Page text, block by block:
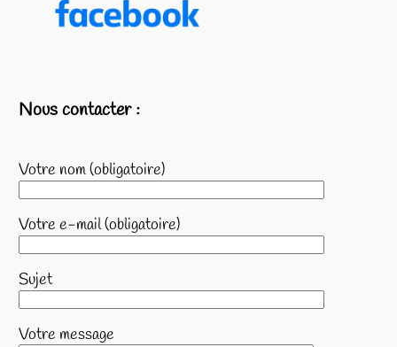
Nous contacter :
Votre nom (obligatoire)
Votre e-mail (obligatoire)
Sujet
Votre message